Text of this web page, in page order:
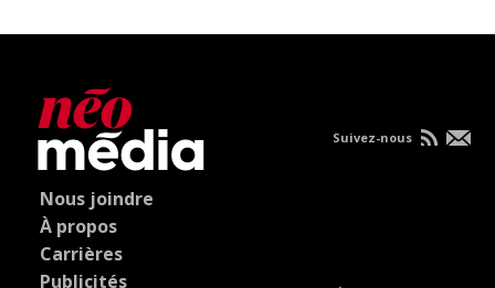
Nous joindre
À propos
Carrières
Publicités
Suivez-nous